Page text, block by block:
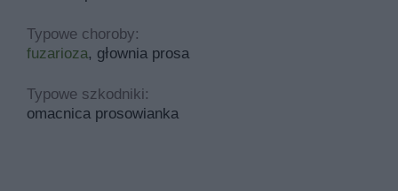
Typowe choroby:
fuzarioza, głownia prosa
Typowe szkodniki:
omacnica prosowianka